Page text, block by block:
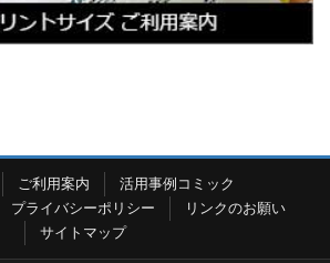
ご利用案内
活用事例コミック
プライバシーポリシー
リンクのお願い
サイトマップ